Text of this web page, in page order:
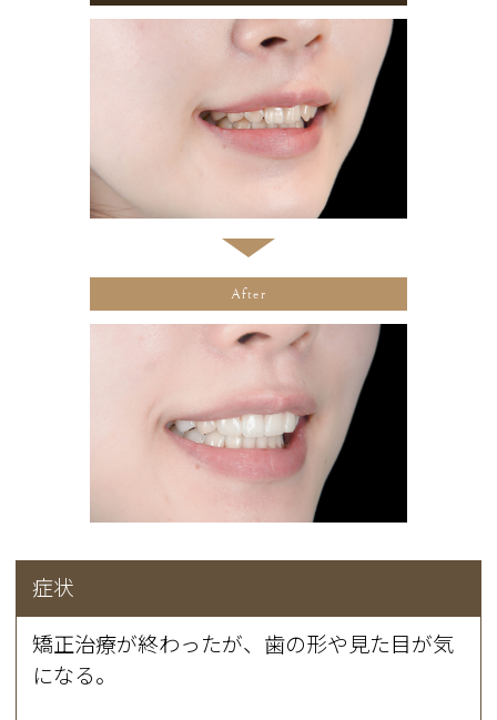
After
症状
矯正治療が終わったが、歯の形や見た目が気
になる。